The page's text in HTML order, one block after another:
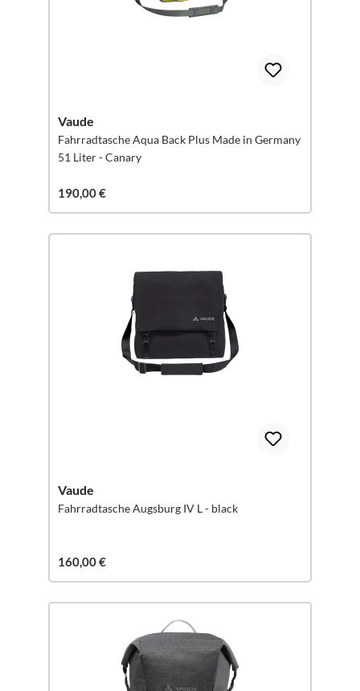
Vaude
Fahrradtasche Aqua Back Plus Made in Germany
51 Liter - Canary
190,00 €
Vaude
Fahrradtasche Augsburg IV L - black
160,00 €